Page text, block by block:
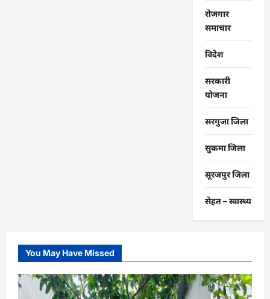
रोजगार
समाचार
विदेश
सरकारी
योजना
सरगुजा जिला
सुकमा जिला
सूरजपुर जिला
सेहत – स्‍वास्‍थ्‍य
You May Have Missed